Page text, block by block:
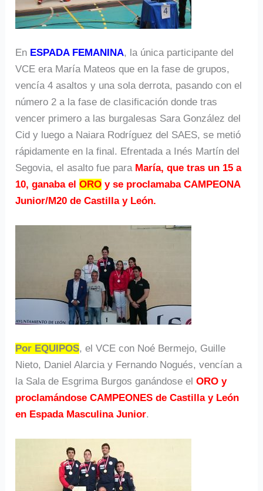
En ESPADA FEMANINA, la única participante del
VCE era María Mateos que en la fase de grupos,
vencía 4 asaltos y una sola derrota, pasando con el
número 2 a la fase de clasificación donde tras
vencer primero a las burgalesas Sara González del
Cid y luego a Naiara Rodríguez del SAES, se metió
rápidamente en la final. Efrentada a Inés Martín del
Segovia, el asalto fue para María, que tras un 15 a
10, ganaba elORO y se proclamaba CAMPEONA
Junior/M20 de Castilla y León.
Por EQUIPOS, el VCE con Noé Bermejo, Guille
Nieto, Daniel Alarcia y Fernando Nogués, vencían a
la Sala de Esgrima Burgos ganándose elORO y
proclamándose CAMPEONES de Castilla y León
en Espada Masculina Junior.